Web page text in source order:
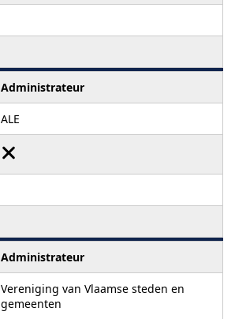
Administrateur
ALE
Administrateur
Vereniging van Vlaamse steden en
gemeenten